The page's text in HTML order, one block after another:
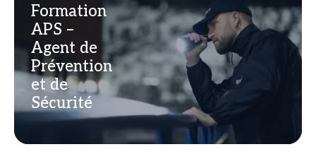
Formation
APS –
Agent de
Prévention
et de
Sécurité